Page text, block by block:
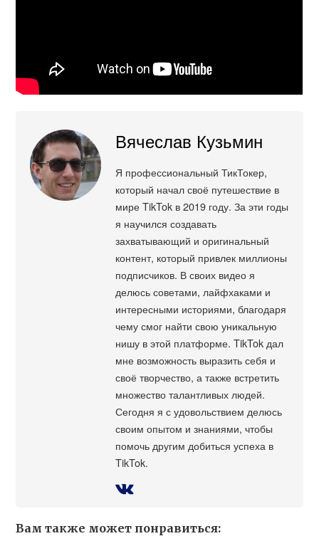
Вячеслав Кузьмин
Я профессиональный ТикТокер,
который начал своё путешествие в
мире TikTok в 2019 году. За эти годы
я научился создавать
захватывающий и оригинальный
контент, который привлек миллионы
подписчиков. В своих видео я
делюсь советами, лайфхаками и
интересными историями, благодаря
чему смог найти свою уникальную
нишу в этой платформе. TikTok дал
мне возможность выразить себя и
своё творчество, а также встретить
множество талантливых людей.
Сегодня я с удовольствием делюсь
своим опытом и знаниями, чтобы
помочь другим добиться успеха в
TikTok.
Вам также может понравиться: